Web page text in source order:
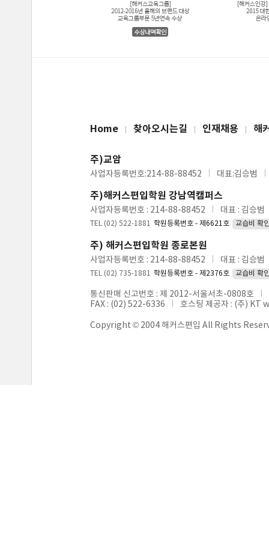
Home 찾아오시는길 인재채용 해
주)교암
사업자등록번호:214-88-88452 대표:김승범
주)해커스편입학원 강남역캠퍼스
사업자등록번호 : 214-88-88452 대표 : 김승범
TEL (02) 522-1881 학원등록번호 - 제6621호 교습비 확
주) 해커스편입학원 종로본원
사업자등록번호 : 214-88-88452 대표 : 김승범
TEL (02) 735-1881 학원등록번호 - 제2376호 교습비 확
통신판매 신고번호 : 제 2012-서울서초-0808호
FAX : (02) 522-6336
호스팅 제공자 : (주)
Copyright © 2004 해커스편입 All Rights